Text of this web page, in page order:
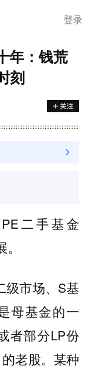
登录
年：钱荒
刻
二手基金
级市场、S基
母基金的一
者部分LP份
老股。某种